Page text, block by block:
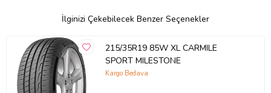
✓ Ürün görselleri temsilidir; Ürün başlığında ne yazıyor ise o size
gelmektedir.
Stoklar sınırlı, kaçırmayın! 🔥🚗
İlginizi Çekebilecek Benzer Seçenekler
215/35R19 85W XL CARMILE
SPORT MILESTONE
Kargo Bedava